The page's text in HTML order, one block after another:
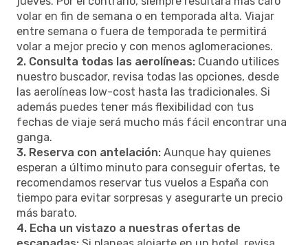
volar en fin de semana o en temporada alta. Viajar
entre semana o fuera de temporada te permitirá
volar a mejor precio y con menos aglomeraciones.
2. Consulta todas las aerolíneas: Cuando utilices
nuestro buscador, revisa todas las opciones, desde
las aerolíneas low-cost hasta las tradicionales. Si
además puedes tener más flexibilidad con tus
fechas de viaje será mucho más fácil encontrar una
ganga.
3. Reserva con antelación: Aunque hay quienes
esperan a último minuto para conseguir ofertas, te
recomendamos reservar tus vuelos a España con
tiempo para evitar sorpresas y asegurarte un precio
más barato.
4. Echa un vistazo a nuestras ofertas de